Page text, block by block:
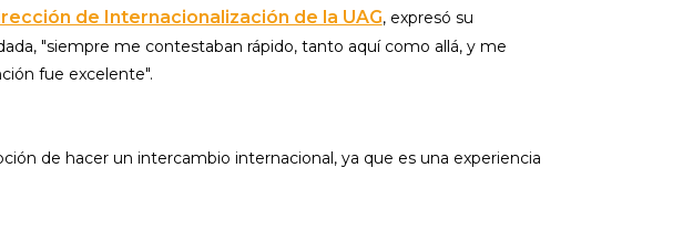
de Internacionalización de la UAG, expresó su
"siempre me contestaban rápido, tanto aquí como allá, y me
fue excelente".
de hacer un intercambio internacional, ya que es una experiencia